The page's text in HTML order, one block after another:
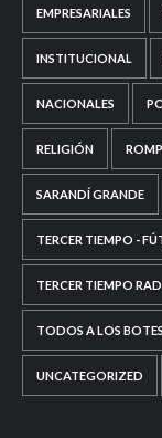
EMPRESARIALES
INSTITUCIONAL
NACIONALES
RELIGIÓN
SARANDÍ GRANDE
TERCER TIEMPO -
TERCER TIEMPO
TODOS A LOS
UNCATEGORIZED